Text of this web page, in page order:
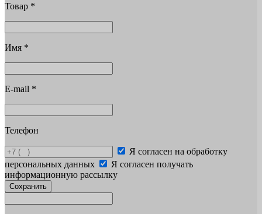
Товар *
Имя *
E-mail *
Телефон
Я согласен на обработку
персональных данных
Я согласен получать
информационную рассылку
Сохранить